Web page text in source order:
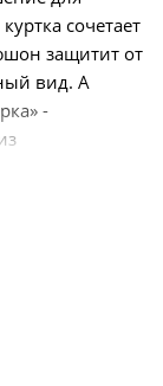
сочетает
защитит от
вид. А
-